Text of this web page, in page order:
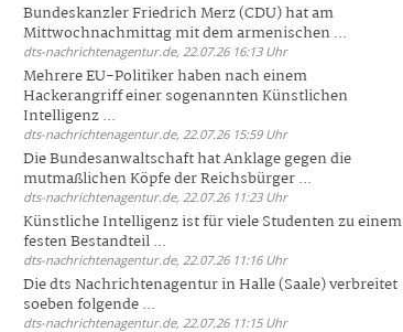
Bundeskanzler Friedrich Merz (CDU) hat am
Mittwochnachmittag mit dem armenischen ...
dts-nachrichtenagentur.de, 22.07.26 16:13 Uhr
Mehrere EU-Politiker haben nach einem
Hackerangriff einer sogenannten Künstlichen
Intelligenz ...
dts-nachrichtenagentur.de, 22.07.26 15:59 Uhr
Die Bundesanwaltschaft hat Anklage gegen die
mutmaßlichen Köpfe der Reichsbürger ...
dts-nachrichtenagentur.de, 22.07.26 11:23 Uhr
Künstliche Intelligenz ist für viele Studenten zu einem
festen Bestandteil ...
dts-nachrichtenagentur.de, 22.07.26 11:16 Uhr
Die dts Nachrichtenagentur in Halle (Saale) verbreitet
soeben folgende ...
dts-nachrichtenagentur.de, 22.07.26 11:15 Uhr